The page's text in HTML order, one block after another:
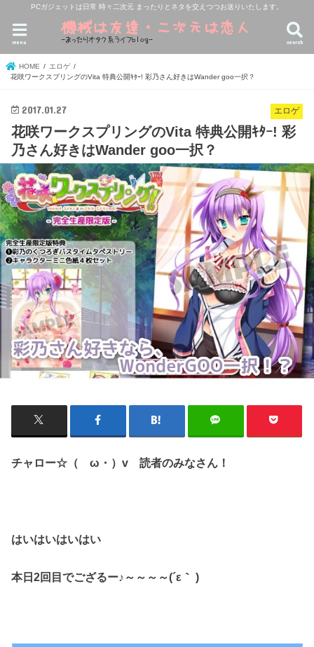
PCガジェットは日常 時々二次元 まったりとネタを交えつつお送りいたします。
search
menu
HOME
エロゲ
花咲ワークスプリングのVita 特典公開ｷﾀｰ! 彩乃さん好きはWander goo一択？
エロゲ
2017.01.27
花咲ワークスプリングのVita 特典公開ｷﾀｰ! 彩
乃さん好きはWander goo一択？
チャロー☆（ゝω・）v 読者のみなさん！
はいはいはいはい
本日2回目でござるー♪～～～～(´ε｀ )